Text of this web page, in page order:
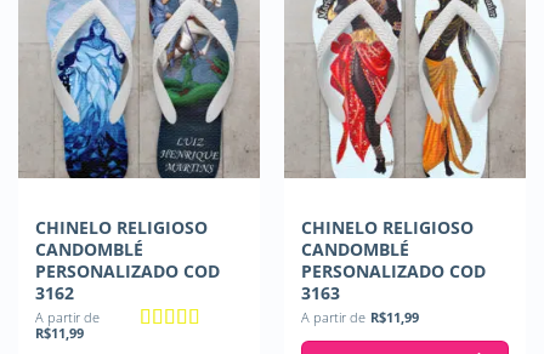
CHINELO RELIGIOSO
CANDOMBLÉ
PERSONALIZADO COD
3162
A partir de
R$11,99
CHINELO RELIGIOSO
CANDOMBLÉ
PERSONALIZADO COD
3163
A partir de R$11,99